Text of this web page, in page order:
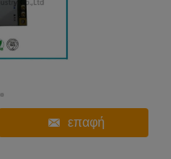
επαφή